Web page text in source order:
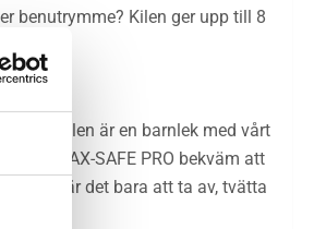
benutrymme? Kilen ger upp till 8
stolen är en barnlek med vårt
är MAX-SAFE PRO bekväm att
är det bara att ta av, tvätta